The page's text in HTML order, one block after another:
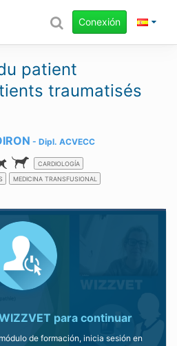
Conexión
patient
traumatisés
Dipl. ACVECC
CARDIOLOGÍA
MEDICINA TRANSFUSIONAL
para continuar
de formación, inicia sesión en